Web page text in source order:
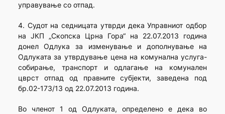
управување со отпад.
4. Судот на седницата утврди дека Управниот одбор
на ЈКП „Скопска Црна Гора“ на 22.07.2013 година
донел Одлука за изменување и дополнување на
Одлуката за утврдување цена на комунална услуга-
собирање, транспорт и одлагање на комунален
цврст отпад од правните субјекти, заведена под
бр.02-173/13 од 22.07.2013 година.
Во членот 1 од Одлуката, определено е дека во